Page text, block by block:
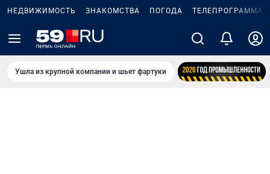
НЕДВИЖИМОСТЬ ЗНАКОМСТВА ПОГОДА ТЕЛЕПРОГРАММА
Ушла из крупной компании и шьет фартуки